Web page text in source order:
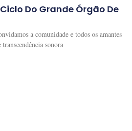
Do Grande Órgão De
a comunidade e todos os amantes
sonora